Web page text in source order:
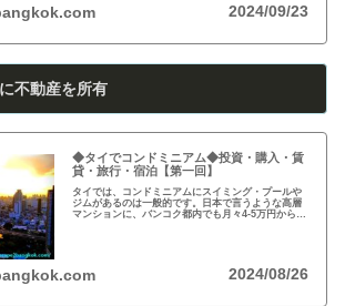
2024/09/23
不動産を所有
◆タイでコンドミニアム◆投資・購入・賃
貸・旅行・宿泊【第一回】
タイでは、コンドミニアムにスイミング・プールや
ジムがあるのは一般的です。日本で言うような高層
マンションに、バンコク都内でも月々4-5万円から賃
2024/08/26